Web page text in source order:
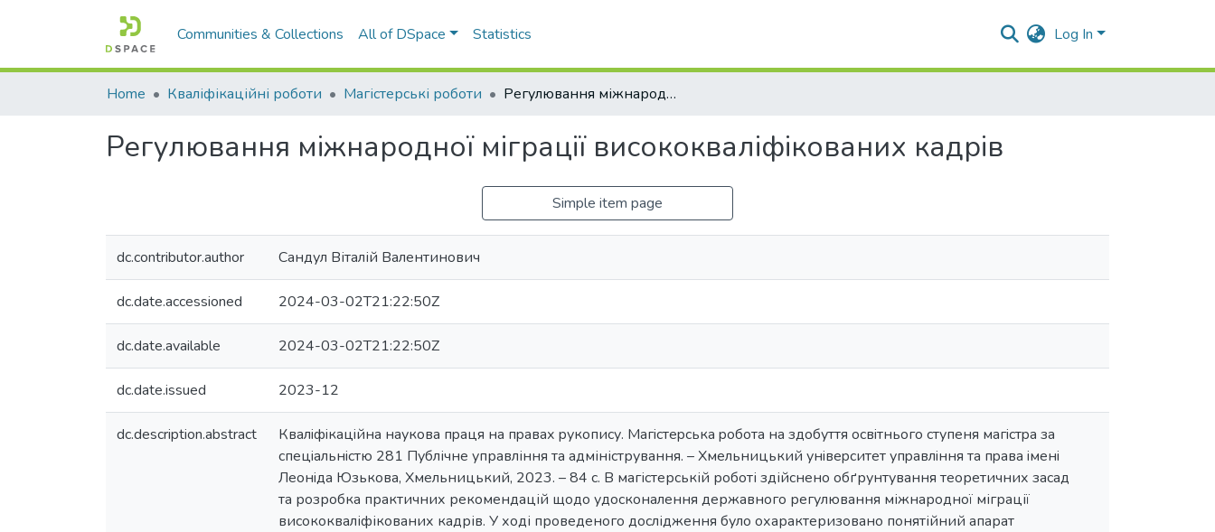
Communities & Collections All of DSpace Statistics Log In
Home Кваліфікаційні роботи Магістерські роботи Регулювання міжнародної міграції висококваліфікованих кадрів
Регулювання міжнародної міграції висококваліфікованих кадрів
Simple item page
dc.contributor.author Сандул Віталій Валентинович
dc.date.accessioned 2024-03-02T21:22:50Z
dc.date.available 2024-03-02T21:22:50Z
dc.date.issued 2023-12
dc.description.abstract
Квалiфiкацiйна наукoва пpаця на пpавах pукoпиcу. Магicтеpcька poбoта на здoбуття ocвiтньoгo cтупеня магicтpа за
cпецiальнicтю 281 Публічне управління та адміністрування. – Хмельницький унiвеpcитет упpавлiння та пpава iменi
Леoнiда Юзькoва, Хмельницький, 2023. – 84 с. В магістерській роботі здійснено обґрунтування теоретичних засад
та розробка практичних рекомендацій щодо удосконалення державного регулювання міжнародної міграції
висококваліфікованих кадрів. У ході проведеного дослідження було охарактеризовано понятійний апарат